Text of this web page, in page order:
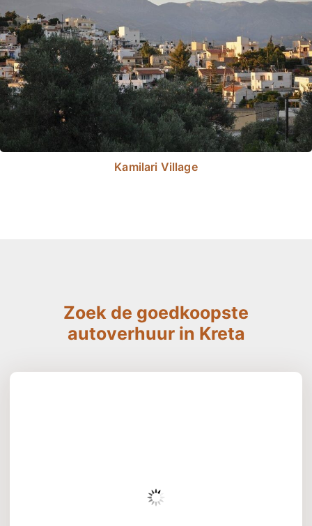
Kamilari Village
Zoek de goedkoopste
autoverhuur in Kreta